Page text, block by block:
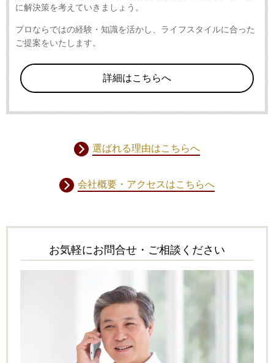
に解決策を考えていきましょう。
プロならではの経験・知識を活かし、ライフスタイルに合った
ご提案をいたします。
詳細はこちらへ
選ばれる理由はこちらへ
会社概要・アクセスはこちらへ
お気軽にお問合せ・ご相談ください